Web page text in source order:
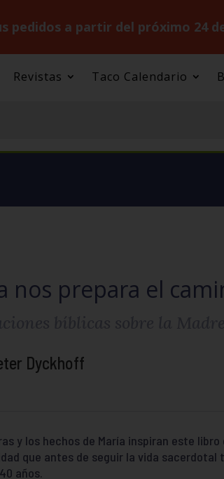
pedidos a partir del próximo 24
Revistas Taco Calendario
nos prepara el
Dyckhoff
y los hechos de María inspiran este
que antes de seguir la vida sacerdotal
años.